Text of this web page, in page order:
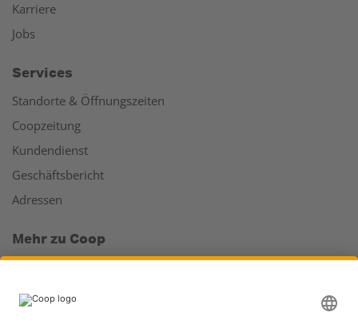
Karriere
Jobs
Services
Standorte & Öffnungszeiten
Coopzeitung
Kundendienst
Geschäftsbericht
Adressen
Mehr zu Coop
Läden & Services